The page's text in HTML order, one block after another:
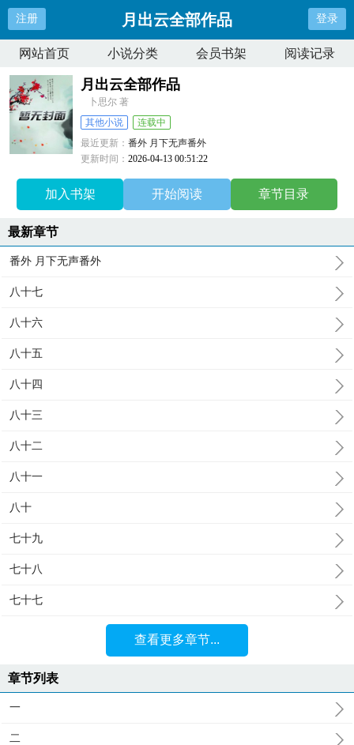
注册 月出云全部作品 登录
网站首页 小说分类 会员书架 阅读记录
月出云全部作品
卜思尔 著
其他小说
连载中
最近更新：番外 月下无声番外
更新时间：2026-04-13 00:51:22
加入书架 开始阅读 章节目录
最新章节
番外 月下无声番外
八十七
八十六
八十五
八十四
八十三
八十二
八十一
八十
七十九
七十八
七十七
查看更多章节...
章节列表
一
二